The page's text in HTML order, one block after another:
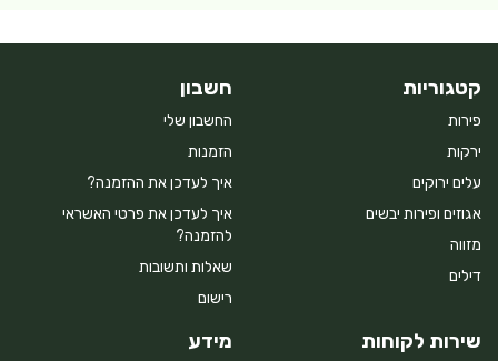
קטגוריות
פירות
ירקות
עלים ירוקים
אגוזים ופירות יבשים
מזווה
דילים
חשבון
החשבון שלי
הזמנות
איך לעדכן את ההזמנה?
איך לעדכן את פרטי האשראי
להזמנה?
שאלות ותשובות
רישום
שירות לקוחות מידע